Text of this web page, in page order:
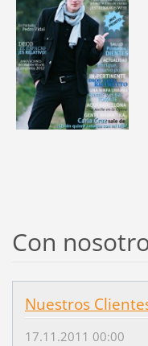
Con
Nuestros
17.11.2011 00:00